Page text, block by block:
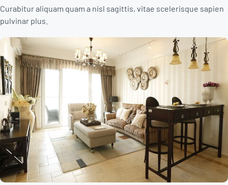
Curabitur aliquam quam a nisl sagittis, vitae scelerisque sapien
pulvinar plus.